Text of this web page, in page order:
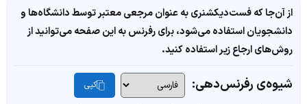
از آن‌جا که فست‌دیکشنری به عنوان مرجعی معتبر توسط دانشگاه‌ها و
دانشجویان استفاده می‌شود، برای رفرنس به این صفحه می‌توانید از
روش‌های ارجاع زیر استفاده کنید.
شیوه‌ی رفرنس‌دهی: کپی